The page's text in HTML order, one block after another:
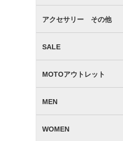
アクセサリー その他
SALE
MOTOアウトレット
MEN
WOMEN